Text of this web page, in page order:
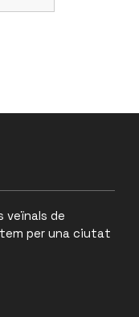
veïnals de
per una ciutat